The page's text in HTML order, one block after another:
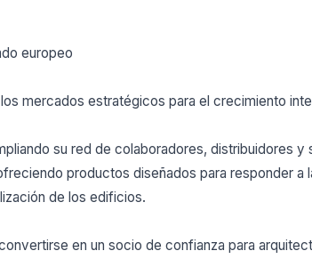
europeo
mercados estratégicos para el crecimiento
su red de colaboradores, distribuidores
productos diseñados para responder a
de los edificios.
en un socio de confianza para